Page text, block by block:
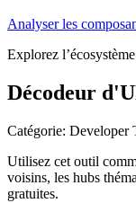
Analyser les
Explorez
Décodeur
Catégorie: Developer
Utilisez cet outil
voisins, les hubs
gratuites.